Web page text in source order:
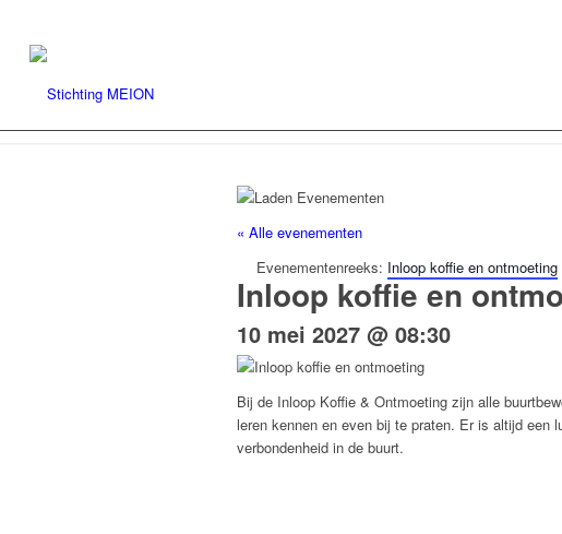
« Alle evenementen
Evenementenreeks: Inloop koffie en ontmoeting
Inloop koffie en
10 mei 2027 @ 08:30
Bij de Inloop Koffie & Ontmoeting zijn alle
leren kennen en even bij te praten. Er is altijd een
verbondenheid in de buurt.